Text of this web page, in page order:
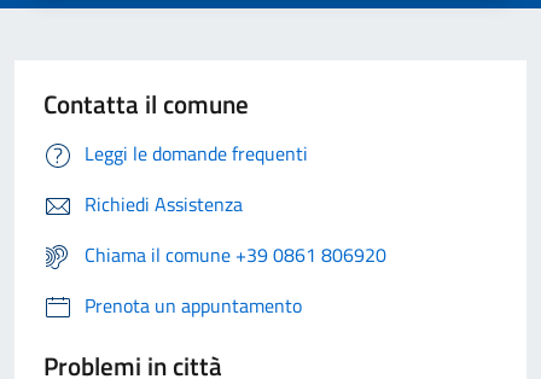
Contatta il comune
Leggi le domande frequenti
Richiedi Assistenza
Chiama il comune +39 0861 806920
Prenota un appuntamento
Problemi in città